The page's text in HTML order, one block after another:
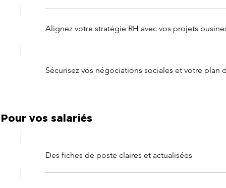
Alignez votre stratégie RH avec vos projets
Sécurisez vos négociations sociales et votre plan
Pour vos salariés
Des fiches de poste claires et actualisées